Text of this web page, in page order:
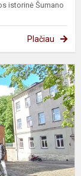
istorinė Šumano
Plačiau